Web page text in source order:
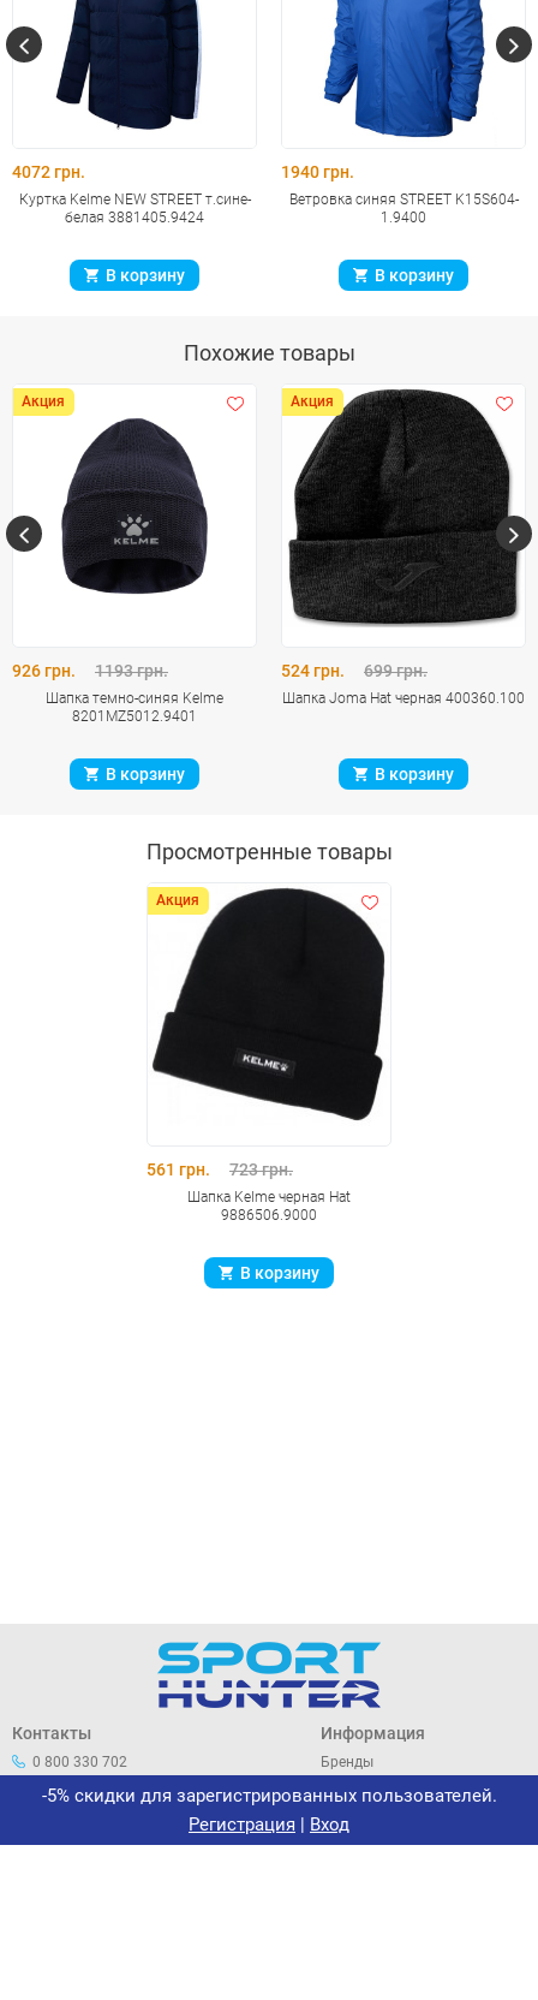
-5% скидки для зарегистрированных пользователей.
Регистрация | Вход
4072 грн.
Куртка Kelme NEW STREET т.сине-
белая 3881405.9424
В корзину
1940 грн.
Ветровка синяя STREET K15S604-
1.9400
В корзину
Похожие товары
Акция
926 грн. 1193 грн.
Шапка темно-синяя Kelme
8201MZ5012.9401
В корзину
Акция
524 грн. 699 грн.
Шапка Joma Hat черная 400360.100
В корзину
Просмотренные товары
Акция
561 грн. 723 грн.
Шапка Kelme черная Hat
9886506.9000
В корзину
Контакты
0 800 330 702
044 33 44 305
office@sporthunter.com.ua
Информация
Бренды
конфиденциальности